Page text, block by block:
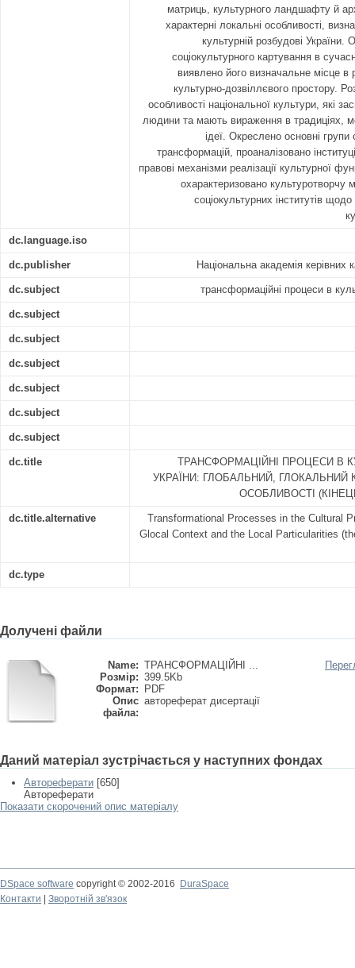
матриць, культурного ландшафту й
характерні локальні особливості,
культурній розбудові України.
соціокультурного картування в
виявлено його визначальне місце в
культурно-дозвіллєвого простору.
особливості національної культури, які
людини та мають вираження в традиціях,
ідеї. Окреслено основні групи
трансформацій, проаналізовано
правові механізми реалізації культурної
охарактеризовано культуротворчу
соціокультурних інститутів
dc.language.iso
dc.publisher Національна академія керівних
dc.subject трансформаційні процеси в
dc.subject
dc.subject
dc.subject
dc.subject
dc.subject
dc.subject
dc.title
ТРАНСФОРМАЦІЙНІ ПРОЦЕСИ В
УКРАЇНИ: ГЛОБАЛЬНИЙ, ГЛОКАЛЬНИЙ
ОСОБЛИВОСТІ
dc.title.alternative
Transformational Processes in the Cultural
Glocal Context and the Local Particularities
dc.type
Долучені файли
Name: ТРАНСФОРМАЦІЙНІ ...
Розмір: 399.5Kb
Формат:
PDF
Опис
файла:
автореферат дисертації
Даний матеріал зустрічається у наступних фондах
Автореферати [650]
Автореферати
Показати скорочений опис матеріалу
DSpace software copyright © 2002-2016
DuraSpace
Контакти
Зворотній зв'язок